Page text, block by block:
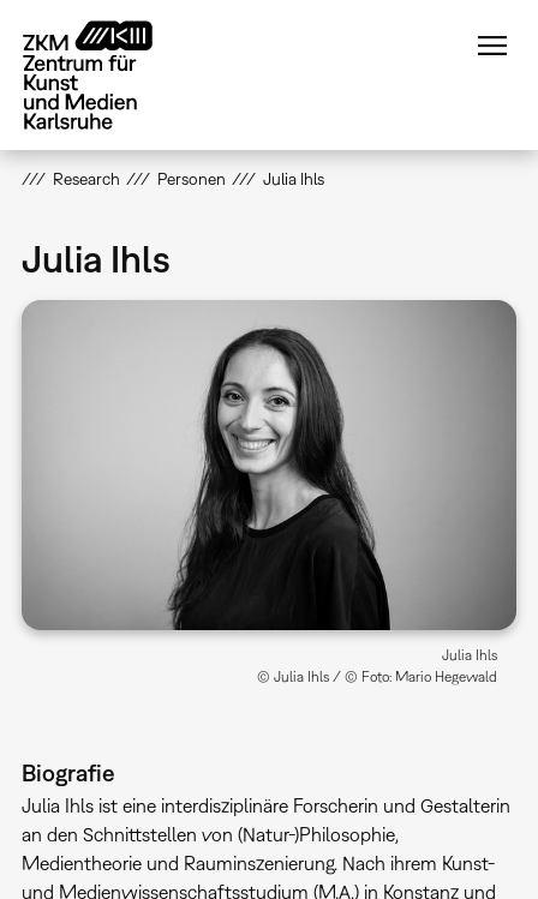
zum
Inhalt
Research Personen Julia Ihls
Julia Ihls
Julia Ihls
© Julia Ihls / © Foto: Mario Hegewald
Biografie
Julia Ihls ist eine interdisziplinäre Forscherin und Gestalterin
an den Schnittstellen von (Natur-)Philosophie,
Medientheorie und Rauminszenierung. Nach ihrem Kunst-
und Medienwissenschaftsstudium (M.A.) in Konstanz und